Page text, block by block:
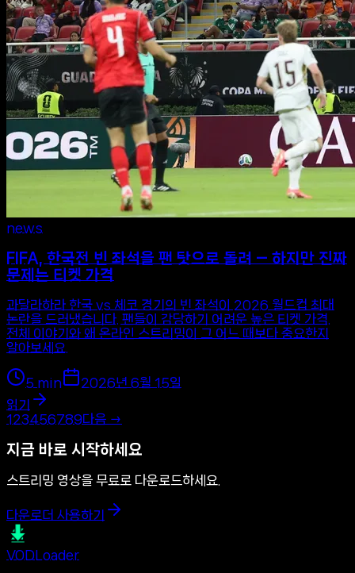
news
FIFA, 한국전 빈 좌석을 팬 탓으로 돌려 — 하지만 진짜
문제는 티켓 가격
과달라하라 한국 vs 체코 경기의 빈 좌석이 2026 월드컵 최대
논란을 드러냈습니다. 팬들이 감당하기 어려운 높은 티켓 가격.
전체 이야기와 왜 온라인 스트리밍이 그 어느 때보다 중요한지
알아보세요.
5 min
2026년 6월 15일
읽기
1 23456789다음 →
지금 바로 시작하세요
스트리밍 영상을 무료로 다운로드하세요.
다운로더 사용하기
VODLoader